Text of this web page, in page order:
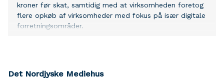
kroner før skat, samtidig med at virksomheden foretog
flere opkøb af virksomheder med fokus på især digitale
forretningsområder.
Det Nordjyske Mediehus